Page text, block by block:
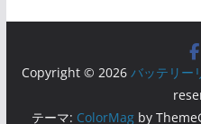
Copyright © 2026バッテリー
テーマ: ColorMagby